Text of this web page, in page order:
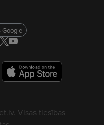
Google
Visas tiesības